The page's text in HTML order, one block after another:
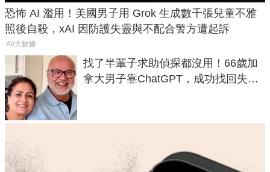
恐怖 AI 濫用！美國男子用 Grok 生成數千張兒童不雅
照後自殺，xAI 因防護失靈與不配合警方遭起訴
AI/大數據
找了半輩子求助偵探都沒用！66歲加
拿大男子靠ChatGPT，成功找回失散